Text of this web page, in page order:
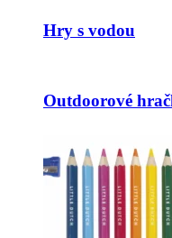
Hry s vodou
Outdoorové